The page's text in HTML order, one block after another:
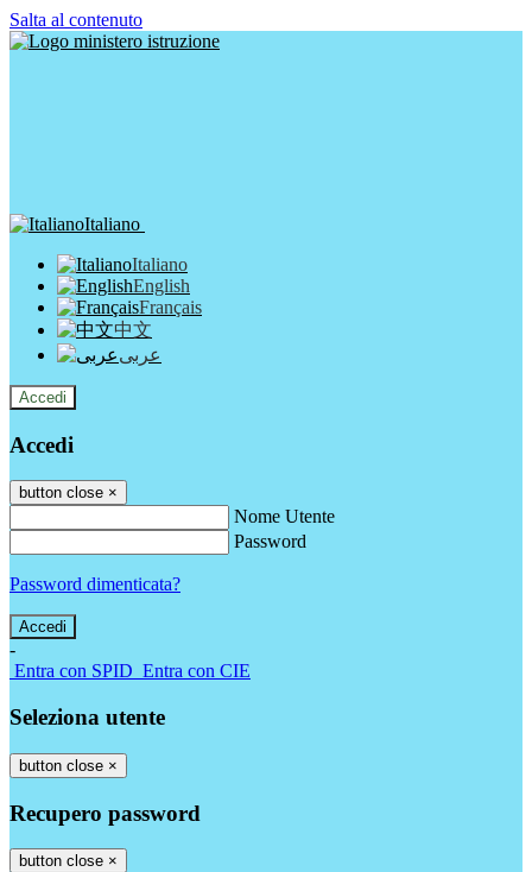
Salta al contenuto
Italiano
Italiano
English
Français
中文
عربى
Accedi
Accedi
button close ×
Nome Utente
Password
Password dimenticata?
-
Entra con SPID Entra con CIE
Seleziona utente
button close ×
Recupero password
button close ×